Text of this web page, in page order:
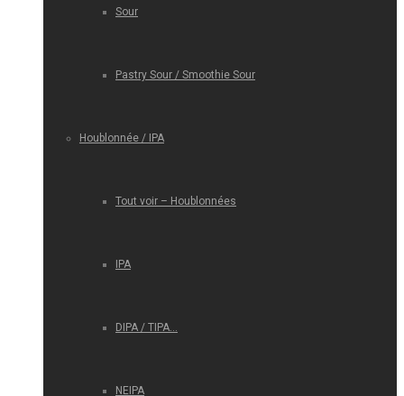
Sour
Pastry Sour / Smoothie Sour
Houblonnée / IPA
Tout voir – Houblonnées
IPA
DIPA / TIPA…
NEIPA